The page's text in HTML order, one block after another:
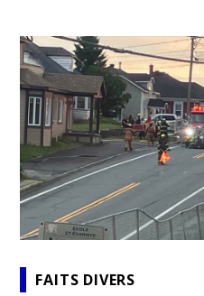
FAITS DIVERS